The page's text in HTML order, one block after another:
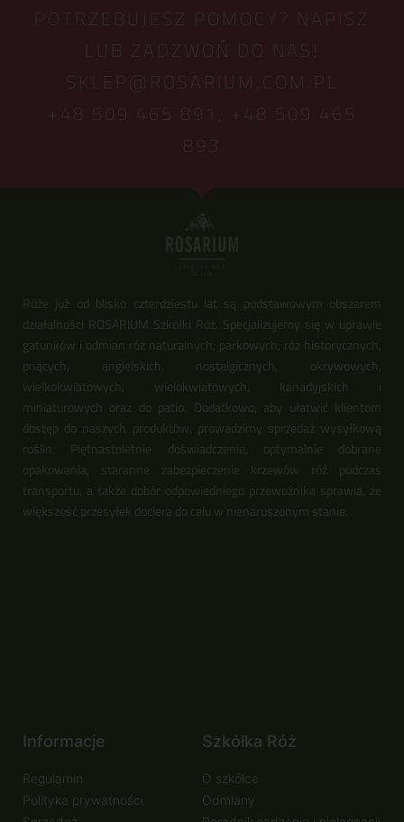
POTRZEBUJESZ POMOCY? NAPISZ
LUB ZADZWOŃ DO NAS!
SKLEP@ROSARIUM.COM.PL
+48 509 465 891,
+48 509 465
893
Róże już od blisko czterdziestu lat są podstawowym obszarem
działalności ROSARIUM Szkółki Róż. Specjalizujemy się w uprawie
gatunków i odmian róż naturalnych, parkowych, róż historycznych,
pnących, angielskich, nostalgicznych, okrywowych,
wielkokwiatowych, wielokwiatowych, kanadyjskich i
miniaturowych oraz do patio. Dodatkowo, aby ułatwić klientom
dostęp do naszych produktów, prowadzimy sprzedaż wysyłkową
roślin. Piętnastoletnie doświadczenie, optymalnie dobrane
opakowania, staranne zabezpieczenie krzewów róż podczas
transportu, a także dobór odpowiedniego przewoźnika sprawia, że
większość przesyłek dociera do celu w nienaruszonym stanie.
Informacje
Regulamin
Polityka prywatności
Szkółka Róż
O szkółce
Odmiany